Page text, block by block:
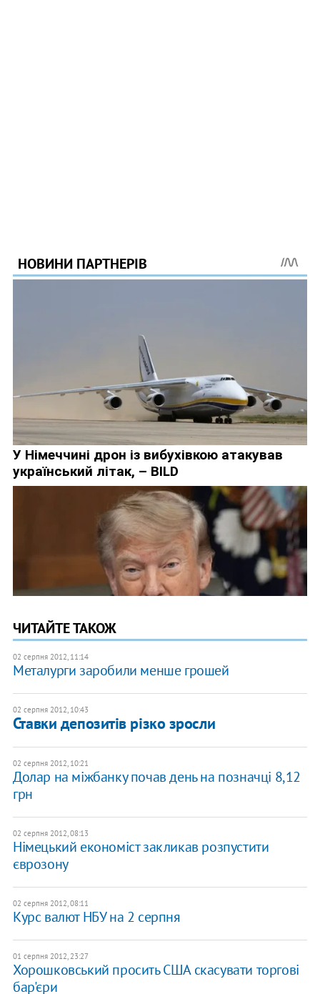
ЧИТАЙТЕ ТАКОЖ
02 серпня 2012, 11:14
Металурги заробили менше грошей
02 серпня 2012, 10:43
Ставки депозитів різко зросли
02 серпня 2012, 10:21
Долар на міжбанку почав день на позначці 8,12
грн
02 серпня 2012, 08:13
Німецький економіст закликав розпустити
єврозону
02 серпня 2012, 08:11
Курс валют НБУ на 2 серпня
01 серпня 2012, 23:27
Хорошковський просить США скасувати торгові
бар'єри